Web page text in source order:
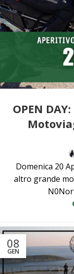
OPEN
Domenica 20
altro grande
08
GEN